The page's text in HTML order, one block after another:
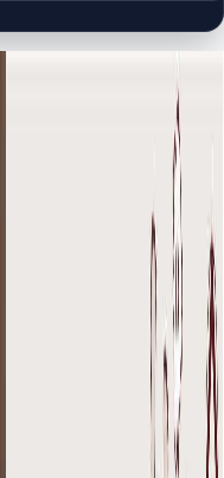
2 |
| by Emaar
چیدمان‌های دقیق